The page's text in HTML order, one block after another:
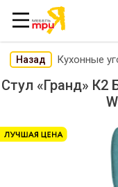
Назад Кухонные
Стул «Гранд»